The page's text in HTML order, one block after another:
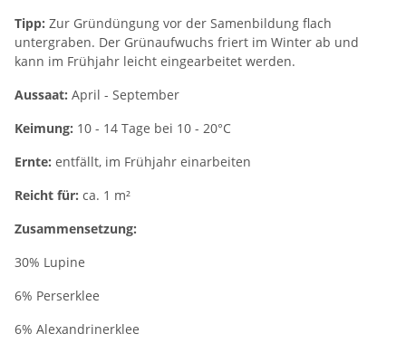
Tipp: Zur Gründüngung vor der Samenbildung flach
untergraben. Der Grünaufwuchs friert im Winter ab und
kann im Frühjahr leicht eingearbeitet werden.
Aussaat: April - September
Keimung: 10 - 14 Tage bei 10 - 20°C
Ernte: entfällt, im Frühjahr einarbeiten
Reicht für: ca. 1 m²
Zusammensetzung:
30% Lupine
6% Perserklee
6% Alexandrinerklee